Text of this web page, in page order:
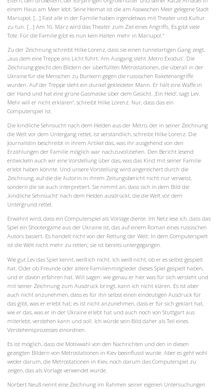
einem Haus am Meer lebt. Seine Heimat ist die am Asowschen Meer gelegene Stadt
Mariupol. […] Fast alle in der Familie haben irgendetwas mit Theater und Kultur
zu tun. […] Am 16. März wird das Theater zum Ziel eines Angriffs. Es gibt viele
Tote. Für die Familie gibt es nun kein Halten mehr in Mariupol.“
Zu der Zeichnung schreibt Hilke Lorenz, dass sie einen tunnelartigen Gang zeigt,
„aus dem eine Treppe ans Licht führt. Am Ausgang steht ‚Metro Exodus‘. Die
Zeichnung gleicht den Bildern der überfüllten Metrostationen, die überall in der
Ukraine für die Menschen zu Bunkern gegen die russischen Raketenangriffe
wurden. Auf der Treppe steht ein dunkel gekleideter Mann. Er hält eine Waffe in
der Hand und hat eine grüne Gasmaske über dem Gesicht. ‚Ein Held‘, sagt Lev.
Mehr will er nicht erklären“, schreibt Hilke Lorenz. Nur, dass das ein
Computerspiel ist.
Die kindliche Sehnsucht nach dem Helden aus der Metro, der in seiner Zeichnung
die Welt vor dem Untergang rettet, ist verständlich, schreibt Hilke Lorenz. Die
Journalistin beschreibt in ihrem Artikel das, was ihr ausgehend von den
Erzählungen der Familie möglich war nachzuvollziehen. Den Bericht lesend
entwickeln auch wir eine Vorstellung über das, was das Kind mit seiner Familie
erlebt haben könnte. Und unsere Vorstellung wird angereichert durch die
Zeichnung, auf die die Autorin in ihrem Zeitungsbericht nicht nur verweist,
sondern die sie auch interpretiert. Sie nimmt an, dass sich in dem Bild die
‚kindliche Sehnsucht‘ nach dem Helden ausdrückt, die die Welt vor dem
Untergrund rettet.
Erwähnt wird, dass ein Computerspiel als Vorlage diente. Im Netz lese ich, dass das
Spiel ein Shootergame aus der Ukraine ist, das auf einem Roman eines russischen
Autors basiert. Es handelt nicht von der Rettung der Welt: In dem Computerspielt
ist die Welt nicht mehr zu retten; sie ist bereits untergegangen.
Wie gut Lev das Spiel kennt, weiß ich nicht. Ich weiß nicht, ob er es selbst gespielt
hat. Oder ob Freunde oder ältere Familienmitglieder dieses Spiel gespielt haben,
und er davon erfahren hat. Will sagen: wie genau er hier was für sich versteht und
mit seiner Zeichnung zum Ausdruck bringt, kann ich nicht klären. Es ist aber
auch nicht anzunehmen, dass es für ihn selbst einen eindeutigen Ausdruck für
das gibt, was er erlebt hat; es ist nicht anzunehmen, dass er für sich geklärt hat,
wie er das, was er in der Ukraine erlebt hat und auch noch von Stuttgart aus
miterlebt, verstehen kann und soll. Ich würde sein Bild daher als Teil eines
Verstehensprozesses einordnen.
Es ist möglich, dass die Motivwahl von den Nachrichten und den in diesen
gezeigten Bildern von Metrostationen in Kiev beeinflusst wurde. Aber es geht wohl
weder darum, die Metrostationen in Kiev, noch darum das Computerspiel zu
zeigen, das als Vorlage verwendet wurde.
Norbert Neuß nennt eine Zeichnung im Rahmen seiner eigenen Untersuchungen